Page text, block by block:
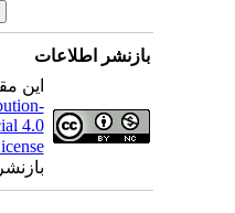
بازنشر اطلاعات
این
4.0